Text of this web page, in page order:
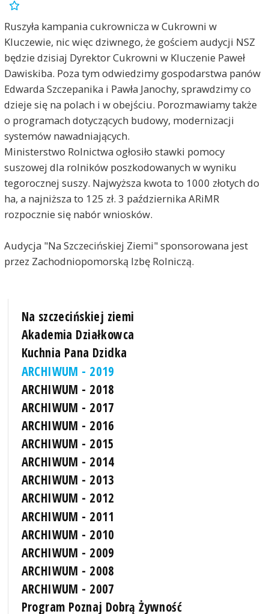
Ruszyła kampania cukrownicza w Cukrowni w
Kluczewie, nic więc dziwnego, że gościem audycji NSZ
będzie dzisiaj Dyrektor Cukrowni w Kluczenie Paweł
Dawiskiba. Poza tym odwiedzimy gospodarstwa panów
Edwarda Szczepanika i Pawła Janochy, sprawdzimy co
dzieje się na polach i w obejściu. Porozmawiamy także
o programach dotyczących budowy, modernizacji
systemów nawadniających.
Ministerstwo Rolnictwa ogłosiło stawki pomocy
suszowej dla rolników poszkodowanych w wyniku
tegorocznej suszy. Najwyższa kwota to 1000 złotych do
ha, a najniższa to 125 zł. 3 października ARiMR
rozpocznie się nabór wniosków.
Audycja "Na Szczecińskiej Ziemi" sponsorowana jest
przez Zachodniopomorską Izbę Rolniczą.
Na szczecińskiej ziemi
Akademia Działkowca
Kuchnia Pana Dzidka
ARCHIWUM - 2019
ARCHIWUM - 2018
ARCHIWUM - 2017
ARCHIWUM - 2016
ARCHIWUM - 2015
ARCHIWUM - 2014
ARCHIWUM - 2013
ARCHIWUM - 2012
ARCHIWUM - 2011
ARCHIWUM - 2010
ARCHIWUM - 2009
ARCHIWUM - 2008
ARCHIWUM - 2007
Program Poznaj Dobrą Żywność